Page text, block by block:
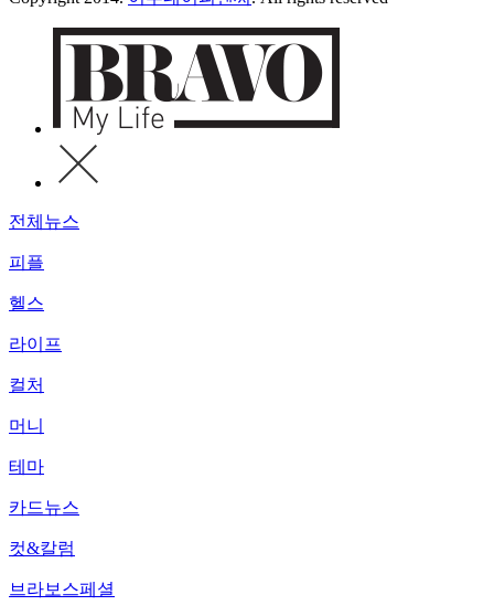
전체뉴스
피플
헬스
라이프
컬처
머니
테마
카드뉴스
컷&칼럼
브라보스페셜